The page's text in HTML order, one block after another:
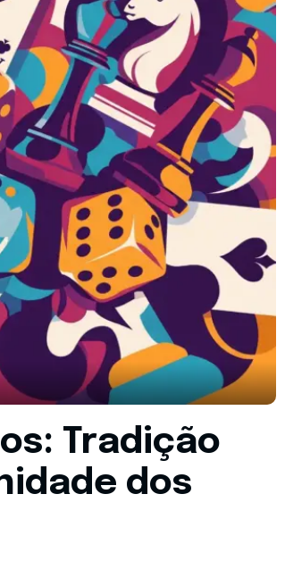
Tradição
dos